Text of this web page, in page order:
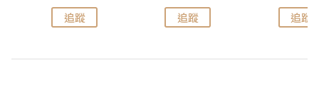
追蹤 追蹤 追蹤